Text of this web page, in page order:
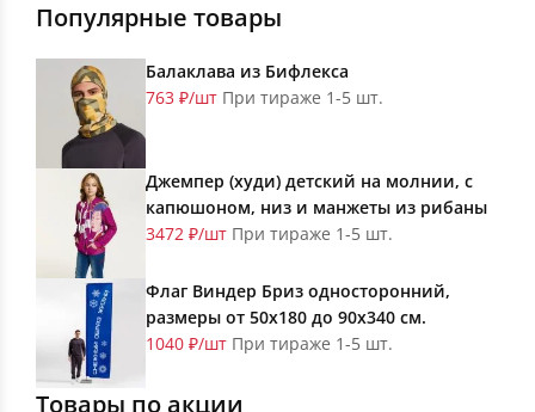
Популярные товары
Балаклава из Бифлекса
763 ₽/шт При тираже 1-5 шт.
Джемпер (худи) детский на молнии, с
капюшоном, низ и манжеты из рибаны
3472 ₽/шт При тираже 1-5 шт.
Флаг Виндер Бриз односторонний,
размеры от 50х180 до 90х340 см.
1040 ₽/шт При тираже 1-5 шт.
Товары по акции